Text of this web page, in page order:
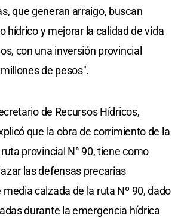
que generan arraigo, buscan
hídrico y mejorar la calidad de vida
con una inversión provincial
de pesos".
de Recursos Hídricos,
que la obra de corrimiento de la
provincial N° 90, tiene como
las defensas precarias
calzada de la ruta Nº 90, dado
durante la emergencia hídrica